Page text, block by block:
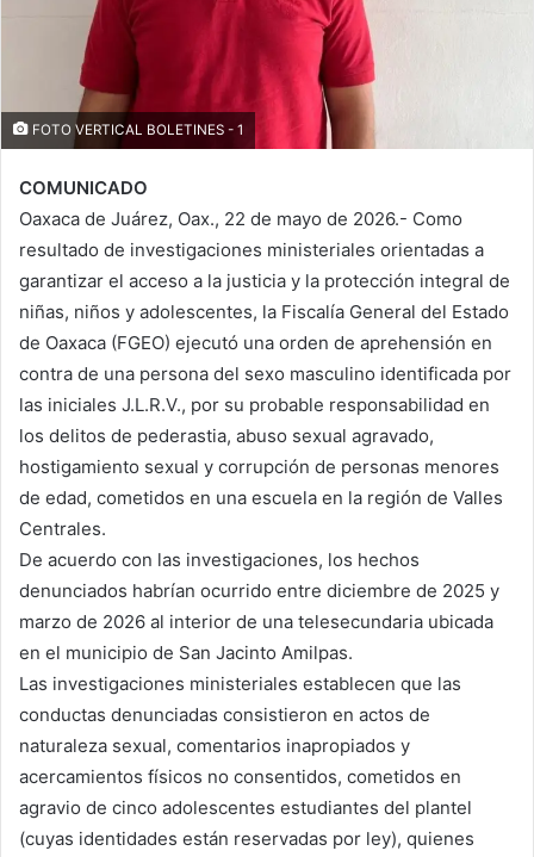
FOTO VERTICAL BOLETINES - 1
COMUNICADO
Oaxaca de Juárez, Oax., 22 de mayo de 2026.- Como
resultado de investigaciones ministeriales orientadas a
garantizar el acceso a la justicia y la protección integral de
niñas, niños y adolescentes, la Fiscalía General del Estado
de Oaxaca (FGEO) ejecutó una orden de aprehensión en
contra de una persona del sexo masculino identificada por
las iniciales J.L.R.V., por su probable responsabilidad en
los delitos de pederastia, abuso sexual agravado,
hostigamiento sexual y corrupción de personas menores
de edad, cometidos en una escuela en la región de Valles
Centrales.
De acuerdo con las investigaciones, los hechos
denunciados habrían ocurrido entre diciembre de 2025 y
marzo de 2026 al interior de una telesecundaria ubicada
en el municipio de San Jacinto Amilpas.
Las investigaciones ministeriales establecen que las
conductas denunciadas consistieron en actos de
naturaleza sexual, comentarios inapropiados y
acercamientos físicos no consentidos, cometidos en
agravio de cinco adolescentes estudiantes del plantel
(cuyas identidades están reservadas por ley), quienes